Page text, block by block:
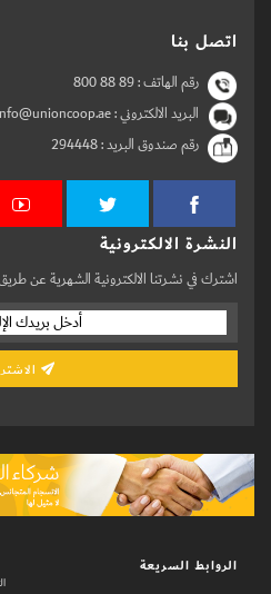
اتصل بنا
رقم الهاتف :800 88 89
البريد الالكتروني : info@unioncoop.ae
رقم صندوق البريد :294448
النشرة الالكترونية
اشترك في نشرتنا الالكترونية الشهرية عن
الروابط السريعة